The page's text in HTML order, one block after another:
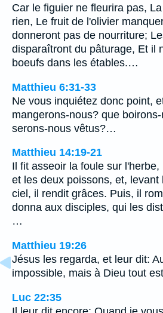
Car le figuier ne fleurira pas,
rien, Le fruit de l'olivier
donneront pas de nourriture;
disparaîtront du pâturage, Et il
boeufs dans les étables.…
Matthieu 6:31-33
Ne vous inquiétez donc point,
mangerons-nous? que
serons-nous vêtus?…
Matthieu 14:19-21
Il fit asseoir la foule sur
et les deux poissons, et, levant
ciel, il rendit grâces. Puis, il
donna aux disciples, qui les
…
Matthieu 19:26
Jésus les regarda, et leur dit:
impossible, mais à Dieu tout
Luc 22:35